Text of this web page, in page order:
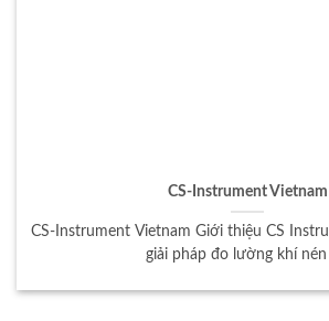
CS-Instrument Vietnam
CS-Instrument Vietnam Giới thiệu CS
giải pháp đo lường khí nén